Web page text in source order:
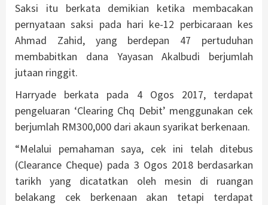
Saksi itu berkata demikian ketika membacakan
pernyataan saksi pada hari ke-12 perbicaraan kes
Ahmad Zahid, yang berdepan 47 pertuduhan
membabitkan dana Yayasan Akalbudi berjumlah
jutaan ringgit.
Harryade berkata pada 4 Ogos 2017, terdapat
pengeluaran ‘Clearing Chq Debit’ menggunakan cek
berjumlah RM300,000 dari akaun syarikat berkenaan.
“Melalui pemahaman saya, cek ini telah ditebus
(Clearance Cheque) pada 3 Ogos 2018 berdasarkan
tarikh yang dicatatkan oleh mesin di ruangan
belakang cek berkenaan akan tetapi terdapat